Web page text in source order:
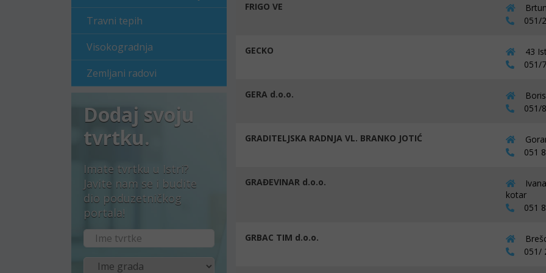
Travni tepih
Visokogradnja
Zemljani radovi
Dodaj svoju
tvrtku.
Imate tvrtku u Istri?
Javite nam se i budite
dio poduzetničkog
portala!
FRIGO VE
051/
GECKO
43
051/
GERA d.o.o.
051/
GRADITELJSKA RADNJA VL. BRANKO JOTIĆ
051
GRAĐEVINAR d.o.o.
kotar
051
GRBAC TIM d.o.o.
051/